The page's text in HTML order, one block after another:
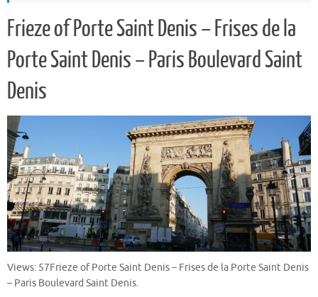
Frieze of Porte Saint Denis – Frises de la
Porte Saint Denis – Paris Boulevard Saint
Denis
Views: 57Frieze of Porte Saint Denis – Frises de la Porte Saint Denis
– Paris Boulevard Saint Denis.